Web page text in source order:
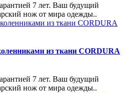
7 лет. Ваш будущий
нож от мира одежды..
из ткани CORDURA
7 лет. Ваш будущий
нож от мира одежды..